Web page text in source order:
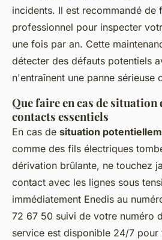
incidents. Il est recommandé de
professionnel pour inspecter
une fois par an. Cette
détecter des défauts potentiels
n'entraînent une panne sérieuse
Que faire en cas de situation
contacts essentiels
En cas de situation
comme des fils électriques
dérivation brûlante, ne touchez
contact avec les lignes sous
immédiatement Enedis au
72 67 50 suivi de votre numéro
service est disponible 24/7 pour